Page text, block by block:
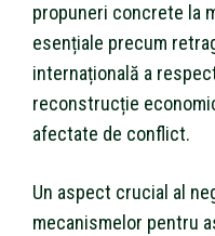
propuneri concrete la
esențiale precum
internațională a
reconstrucție
afectate de conflict.
Un aspect crucial al
mecanismelor pentru